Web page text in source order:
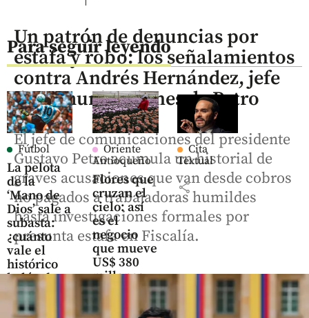
Para seguir leyendo
Fútbol
La pelota
de la
‘Mano de
Dios’ sale a
subasta:
¿cuánto
vale el
histórico
balón de
Maradona?
Oriente
Antioqueño
Flores que
cruzan el
cielo: así
es el
negocio
que mueve
US$ 380
millones
en el
Cita
Textual
share
Un patrón de denuncias por
estafa y robo: los señalamientos
contra Andrés Hernández, jefe
de comunicaciones de Petro
El jefe de comunicaciones del presidente
Gustavo Petro acumula un historial de
graves acusaciones que van desde cobros
no pagados a trabajadoras humildes
hasta investigaciones formales por
presunta estafa en Fiscalía.